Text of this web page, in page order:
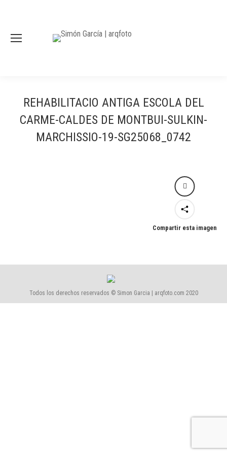
REHABILITACIO ANTIGA ESCOLA DEL
CARME-CALDES DE MONTBUI-SULKIN-
MARCHISSIO-19-SG25068_0742
Compartir esta imagen
Todos los derechos reservados © Simon Garcia | arqfoto.com 2020